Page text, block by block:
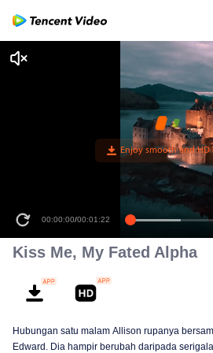
00:00:00/00:01:22
Kiss Me, My Fated Alpha
Hubungan satu malam Allison rupanya
Edward. Dia hampir berubah daripada